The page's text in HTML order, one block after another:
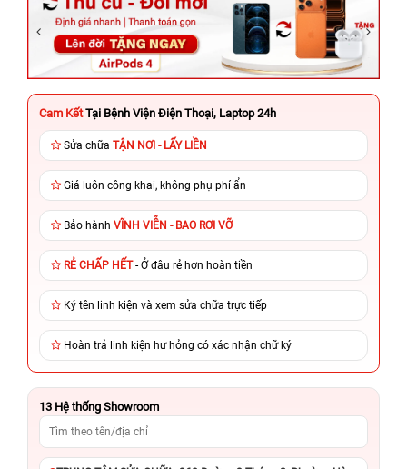
Cam Kết Tại Bệnh Viện Điện Thoại, Laptop 24h
Sửa chữa TẬN NƠI - LẤY LIỀN
Giá luôn công khai, không phụ phí ẩn
Bảo hành VĨNH VIỄN - BAO RƠI VỠ
RẺ CHẤP HẾT- Ở đâu rẻ hơn hoàn tiền
Ký tên linh kiện và xem sửa chữa trực tiếp
Hoàn trả linh kiện hư hỏng có xác nhận chữ ký
13 Hệ thống Showroom